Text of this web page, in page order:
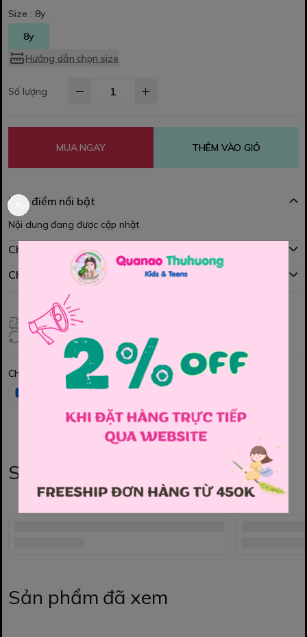
Size : 8y
8y
Hướng dẫn chọn size
Số lượng
MUA NGAY THÊM VÀO GIỎ
Đặc điểm nổi bật
Nội dung đang được cập nhật
Chính sách mua hàng
Chính sách đổi hàng
Giao hàng toàn quốc
Đổi hàng 3 ngày (HCM), 7 ngày (Tỉnh)
Chia sẻ
Sản phẩm liên quan
Sản phẩm đã xem